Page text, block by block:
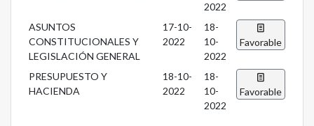
2022
ASUNTOS
CONSTITUCIONALES Y
LEGISLACIÓN GENERAL
17-10-
2022
18-
10-
2022
Favorable
PRESUPUESTO Y
HACIENDA
18-10-
2022
18-
10-
2022
Favorable